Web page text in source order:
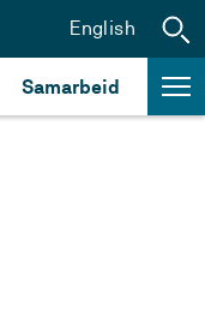
Samarbeid
English